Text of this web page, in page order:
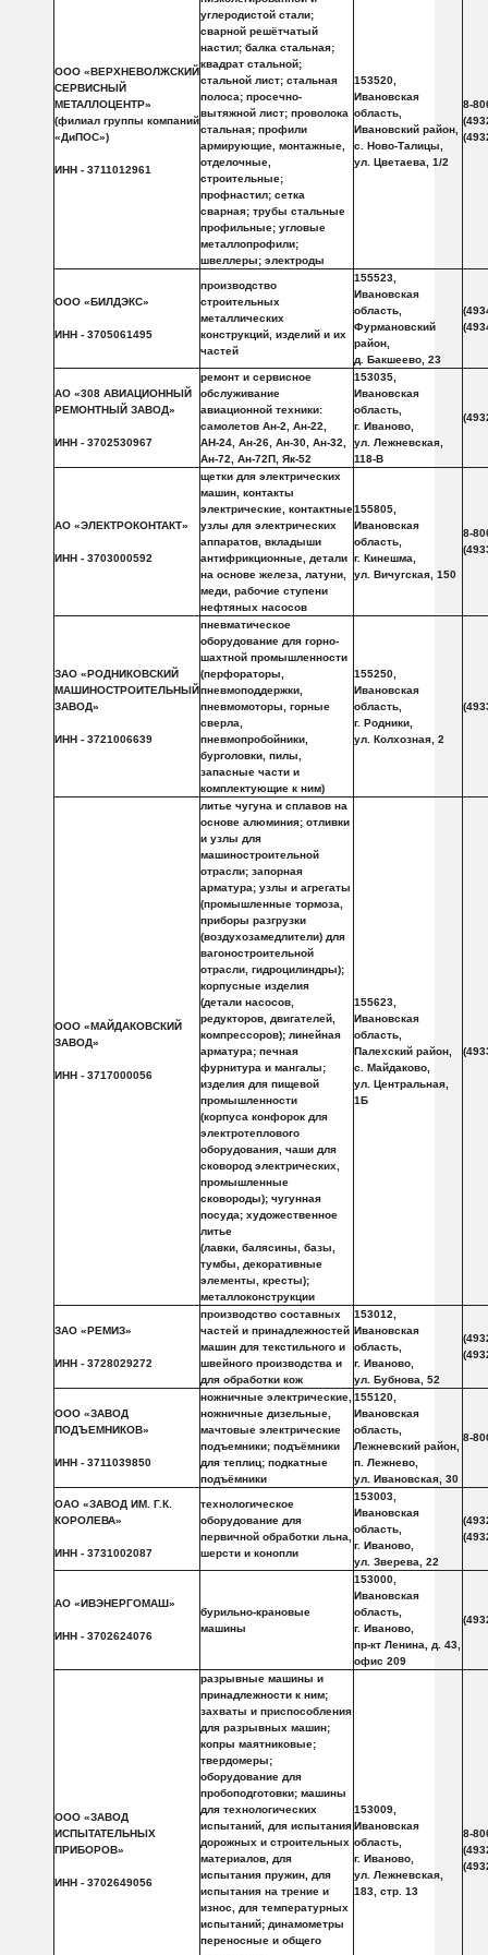
ООО «ВЕРХНЕВОЛЖСКИЙ
СЕРВИСНЫЙ
МЕТАЛЛОЦЕНТР»
(филиал группы компаний
«ДиПОС»)
ИНН - 3711012961
углеродистой стали;
сварной решётчатый
настил; балка стальная;
квадрат стальной;
стальной лист; стальная
полоса; просечно-
вытяжной лист; проволока
стальная; профили
армирующие, монтажные,
отделочные,
строительные;
профнастил; сетка
сварная; трубы стальные
профильные; угловые
металлопрофили;
швеллеры; электроды
153520,
Ивановская
область,
Ивановский район,
с. Ново-Талицы,
ул. Цветаева, 1/2
8-
ООО «БИЛДЭКС»
ИНН - 3705061495
производство
строительных
металлических
конструкций, изделий и их
частей
155523,
Ивановская
область,
Фурмановский
район,
д. Бакшеево, 23
АО «308 АВИАЦИОННЫЙ
РЕМОНТНЫЙ ЗАВОД»
ИНН - 3702530967
ремонт и сервисное
обслуживание
авиационной техники:
самолетов Ан-2, Ан-22,
АН-24, Ан-26, Ан-30, Ан-32,
Ан-72, Ан-72П, Як-52
153035,
Ивановская
область,
г. Иваново,
ул. Лежневская,
118-В
АО «ЭЛЕКТРОКОНТАКТ»
ИНН - 3703000592
щетки для электрических
машин, контакты
электрические, контактные
узлы для электрических
аппаратов, вкладыши
антифрикционные, детали
на основе железа, латуни,
меди, рабочие ступени
нефтяных насосов
155805,
Ивановская
область,
г. Кинешма,
ул. Вичугская, 150
8-
ЗАО «РОДНИКОВСКИЙ
МАШИНОСТРОИТЕЛЬНЫЙ
ЗАВОД»
ИНН - 3721006639
пневматическое
оборудование для горно-
шахтной промышленности
(перфораторы,
пневмоподдержки,
пневмомоторы, горные
сверла,
пневмопробойники,
бурголовки, пилы,
запасные части и
комплектующие к ним)
155250,
Ивановская
область,
г. Родники,
ул. Колхозная, 2
ООО «МАЙДАКОВСКИЙ
ЗАВОД»
ИНН - 3717000056
литье чугуна и сплавов на
основе алюминия; отливки
и узлы для
машиностроительной
отрасли; запорная
арматура; узлы и агрегаты
(промышленные тормоза,
приборы разгрузки
(воздухозамедлители) для
вагоностроительной
отрасли, гидроцилиндры);
корпусные изделия
(детали насосов,
редукторов, двигателей,
компрессоров); линейная
арматура; печная
фурнитура и мангалы;
изделия для пищевой
промышленности
(корпуса конфорок для
электротеплового
оборудования, чаши для
сковород электрических,
промышленные
сковороды); чугунная
посуда; художественное
литье
(лавки, балясины, базы,
тумбы, декоративные
элементы, кресты);
металлоконструкции
155623,
Ивановская
область,
Палехский район,
с. Майдаково,
ул. Центральная,
1Б
ЗАО «РЕМИЗ»
ИНН - 3728029272
производство составных
частей и принадлежностей
машин для текстильного и
швейного производства и
для обработки кож
153012,
Ивановская
область,
г. Иваново,
ул. Бубнова, 52
ООО «ЗАВОД
ПОДЪЕМНИКОВ»
ИНН - 3711039850
ножничные электрические,
ножничные дизельные,
мачтовые электрические
подъемники; подъёмники
для теплиц; подкатные
подъёмники
155120,
Ивановская
область,
Лежневский район,
п. Лежнево,
ул. Ивановская, 30
8-
ОАО «ЗАВОД ИМ. Г.К.
КОРОЛЕВА»
ИНН - 3731002087
технологическое
оборудование для
первичной обработки льна,
шерсти и конопли
153003,
Ивановская
область,
г. Иваново,
ул. Зверева, 22
АО «ИВЭНЕРГОМАШ»
ИНН - 3702624076
бурильно-крановые
машины
153000,
Ивановская
область,
г. Иваново,
пр-кт Ленина, д. 43,
офис 209
ООО «ЗАВОД
ИСПЫТАТЕЛЬНЫХ
ПРИБОРОВ»
ИНН - 3702649056
разрывные машины и
принадлежности к ним;
захваты и приспособления
для разрывных машин;
копры маятниковые;
твердомеры;
оборудование для
пробоподготовки; машины
для технологических
испытаний, для испытания
дорожных и строительных
материалов, для
испытания пружин, для
испытания на трение и
износ, для температурных
испытаний; динамометры
переносные и общего
153009,
Ивановская
область,
г. Иваново,
ул. Лежневская,
183, стр. 13
8-